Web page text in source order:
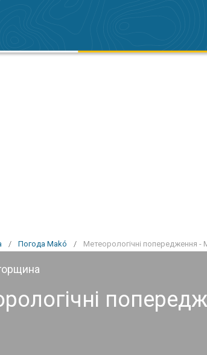
/ Погода Makó / Метеорологічні попередження -